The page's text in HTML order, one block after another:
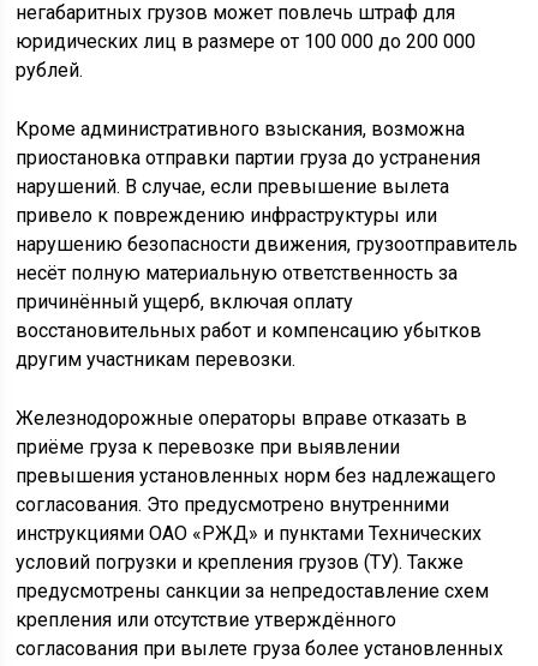
негабаритных грузов может повлечь штраф для
юридических лиц в размере от 100 000 до 200 000
рублей.
Кроме административного взыскания, возможна
приостановка отправки партии груза до устранения
нарушений. В случае, если превышение вылета
привело к повреждению инфраструктуры или
нарушению безопасности движения, грузоотправитель
несёт полную материальную ответственность за
причинённый ущерб, включая оплату
восстановительных работ и компенсацию убытков
другим участникам перевозки.
Железнодорожные операторы вправе отказать в
приёме груза к перевозке при выявлении
превышения установленных норм без надлежащего
согласования. Это предусмотрено внутренними
инструкциями ОАО «РЖД» и пунктами Технических
условий погрузки и крепления грузов (ТУ). Также
предусмотрены санкции за непредоставление схем
крепления или отсутствие утверждённого
согласования при вылете груза более установленных